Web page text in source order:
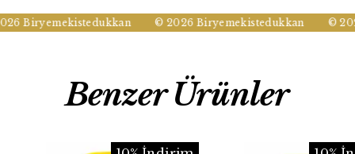
Biryemekistedukkan © 2026 Biryemekistedukkan ©
Benzer Ürünler